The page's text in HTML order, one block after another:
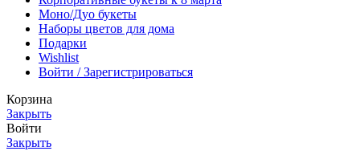
Моно/Дуо букеты
Наборы цветов для дома
Подарки
Wishlist
Войти / Зарегистрироваться
Корзина
Закрыть
Войти
Закрыть